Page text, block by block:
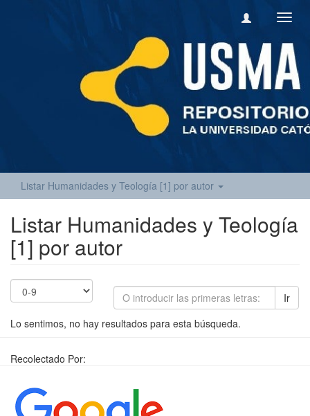
Listar Humanidades y Teología [1] por autor
Listar Humanidades y Teología
[1] por autor
Ir
Lo sentimos, no hay resultados para esta búsqueda.
Recolectado Por: